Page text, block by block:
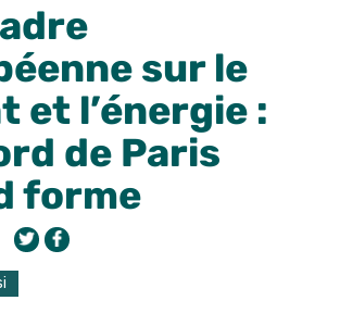
sur le
et l’énergie :
de Paris
forme